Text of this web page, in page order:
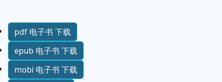
pdf 电子书 下载
epub 电子书 下载
mobi 电子书 下载